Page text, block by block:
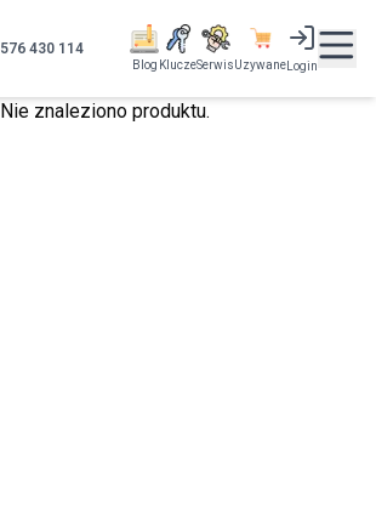
576 430 114
Blog KluczeSerwisUzywane Login
Nie znaleziono produktu.